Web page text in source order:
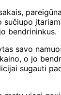
sučiupo
bendrininkus.
savo
o jo
sugauti